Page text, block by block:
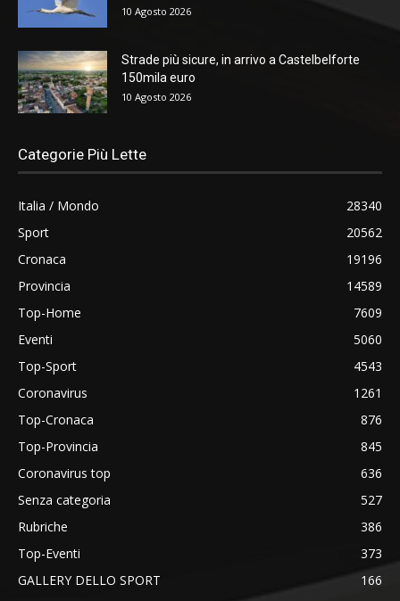
10 Agosto 2026
Strade più sicure, in arrivo a Castelbelforte
150mila euro
10 Agosto 2026
Categorie Più Lette
Italia / Mondo
28340
Sport
20562
Cronaca
19196
Provincia
14589
Top-Home
7609
Eventi
5060
Top-Sport
4543
Coronavirus
1261
Top-Cronaca
876
Top-Provincia
845
Coronavirus top
636
Senza categoria
527
Rubriche
386
Top-Eventi
373
GALLERY DELLO SPORT
166